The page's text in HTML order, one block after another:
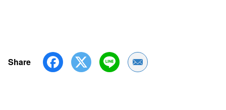
Share Share by Email